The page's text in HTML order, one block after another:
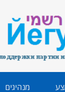
מנהיגים